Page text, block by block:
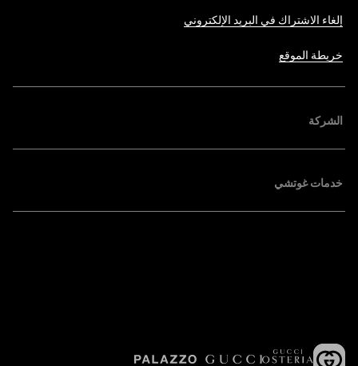
إلغاء الاشتراك في البريد الإلكتروني
خريطة الموقع
الشركة
خدمات غوتشي